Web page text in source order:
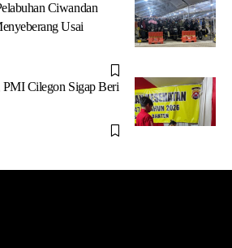
Ciwandan
Usai
Cilegon Sigap Beri